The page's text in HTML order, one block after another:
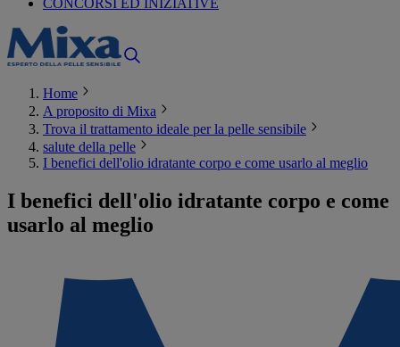
CONCORSI ED INIZIATIVE
Home
A proposito di Mixa
Trova il trattamento ideale per la pelle sensibile
salute della pelle
I benefici dell'olio idratante corpo e come usarlo al meglio
I benefici dell'olio idratante corpo e come
usarlo al meglio